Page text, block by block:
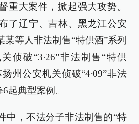
重大案件，掀起强大攻势。
了辽宁、吉林、黑龙江公安
等人非法制售“特供酒”系列
侦破“3·26”非法制售“特供
州公安机关侦破“4·09”非法
起典型案例。
中，不法分子非法制售的“特